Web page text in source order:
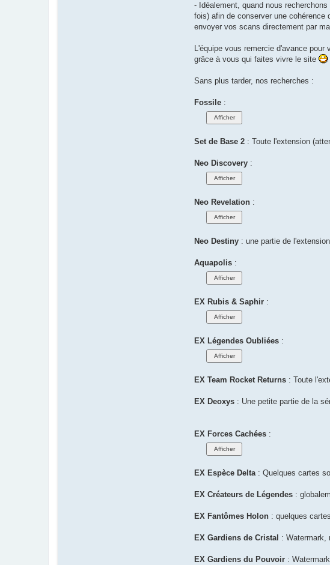
- Idéalement, quand nous
fois) afin de conserver une
envoyer vos scans directement par
L'équipe vous remercie d'avance
grâce à vous qui faites vivre le site
Sans plus tarder, nos recherches :
Fossile :
Set de Base 2 : Toute l'extension
Neo Discovery :
Neo Revelation :
Neo Destiny : une partie de
Aquapolis :
EX Rubis & Saphir :
EX Légendes Oubliées :
EX Team Rocket Returns : Toute
EX Deoxys : Une petite partie de la
EX Forces Cachées :
EX Espèce Delta: Quelques cartes
EX Créateurs de Légendes :
EX Fantômes Holon : quelques
EX Gardiens de Cristal : Watermark,
EX Gardiens du Pouvoir :